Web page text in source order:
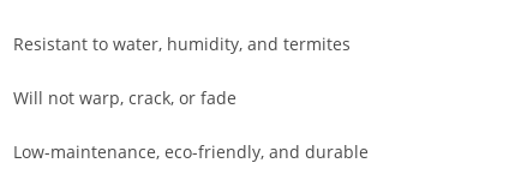
Resistant to water, humidity, and termites
Will not warp, crack, or fade
Low-maintenance, eco-friendly, and durable